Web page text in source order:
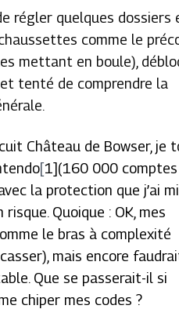
régler quelques dossiers
comme le
mettant en boule),
tenté de comprendre la
Château de Bowser, je
[1](160 000 comptes
la protection que j’ai
Quoique : OK, mes
le bras à complexité
mais encore
Que se passerait-il si
chiper mes codes ?